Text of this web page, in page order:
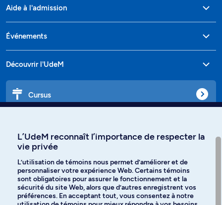
Aide à l'admission
Événements
Découvrir l'UdeM
Cursus
Langues
L’UdeM reconnaît l’importance de respecter la
vie privée
L’utilisation de témoins nous permet d’améliorer et de
personnaliser votre expérience Web. Certains témoins
sont obligatoires pour assurer le fonctionnement et la
sécurité du site Web, alors que d’autres enregistrent vos
préférences. En acceptant tout, vous consentez à notre